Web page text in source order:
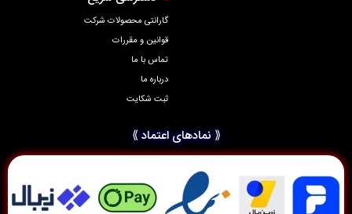
گارانتی محصولات شرکت
قوانین و مقررات
تماس با ما
درباره ما
ثبت شکایت
⟪ نمادهای اعتماد ⟫